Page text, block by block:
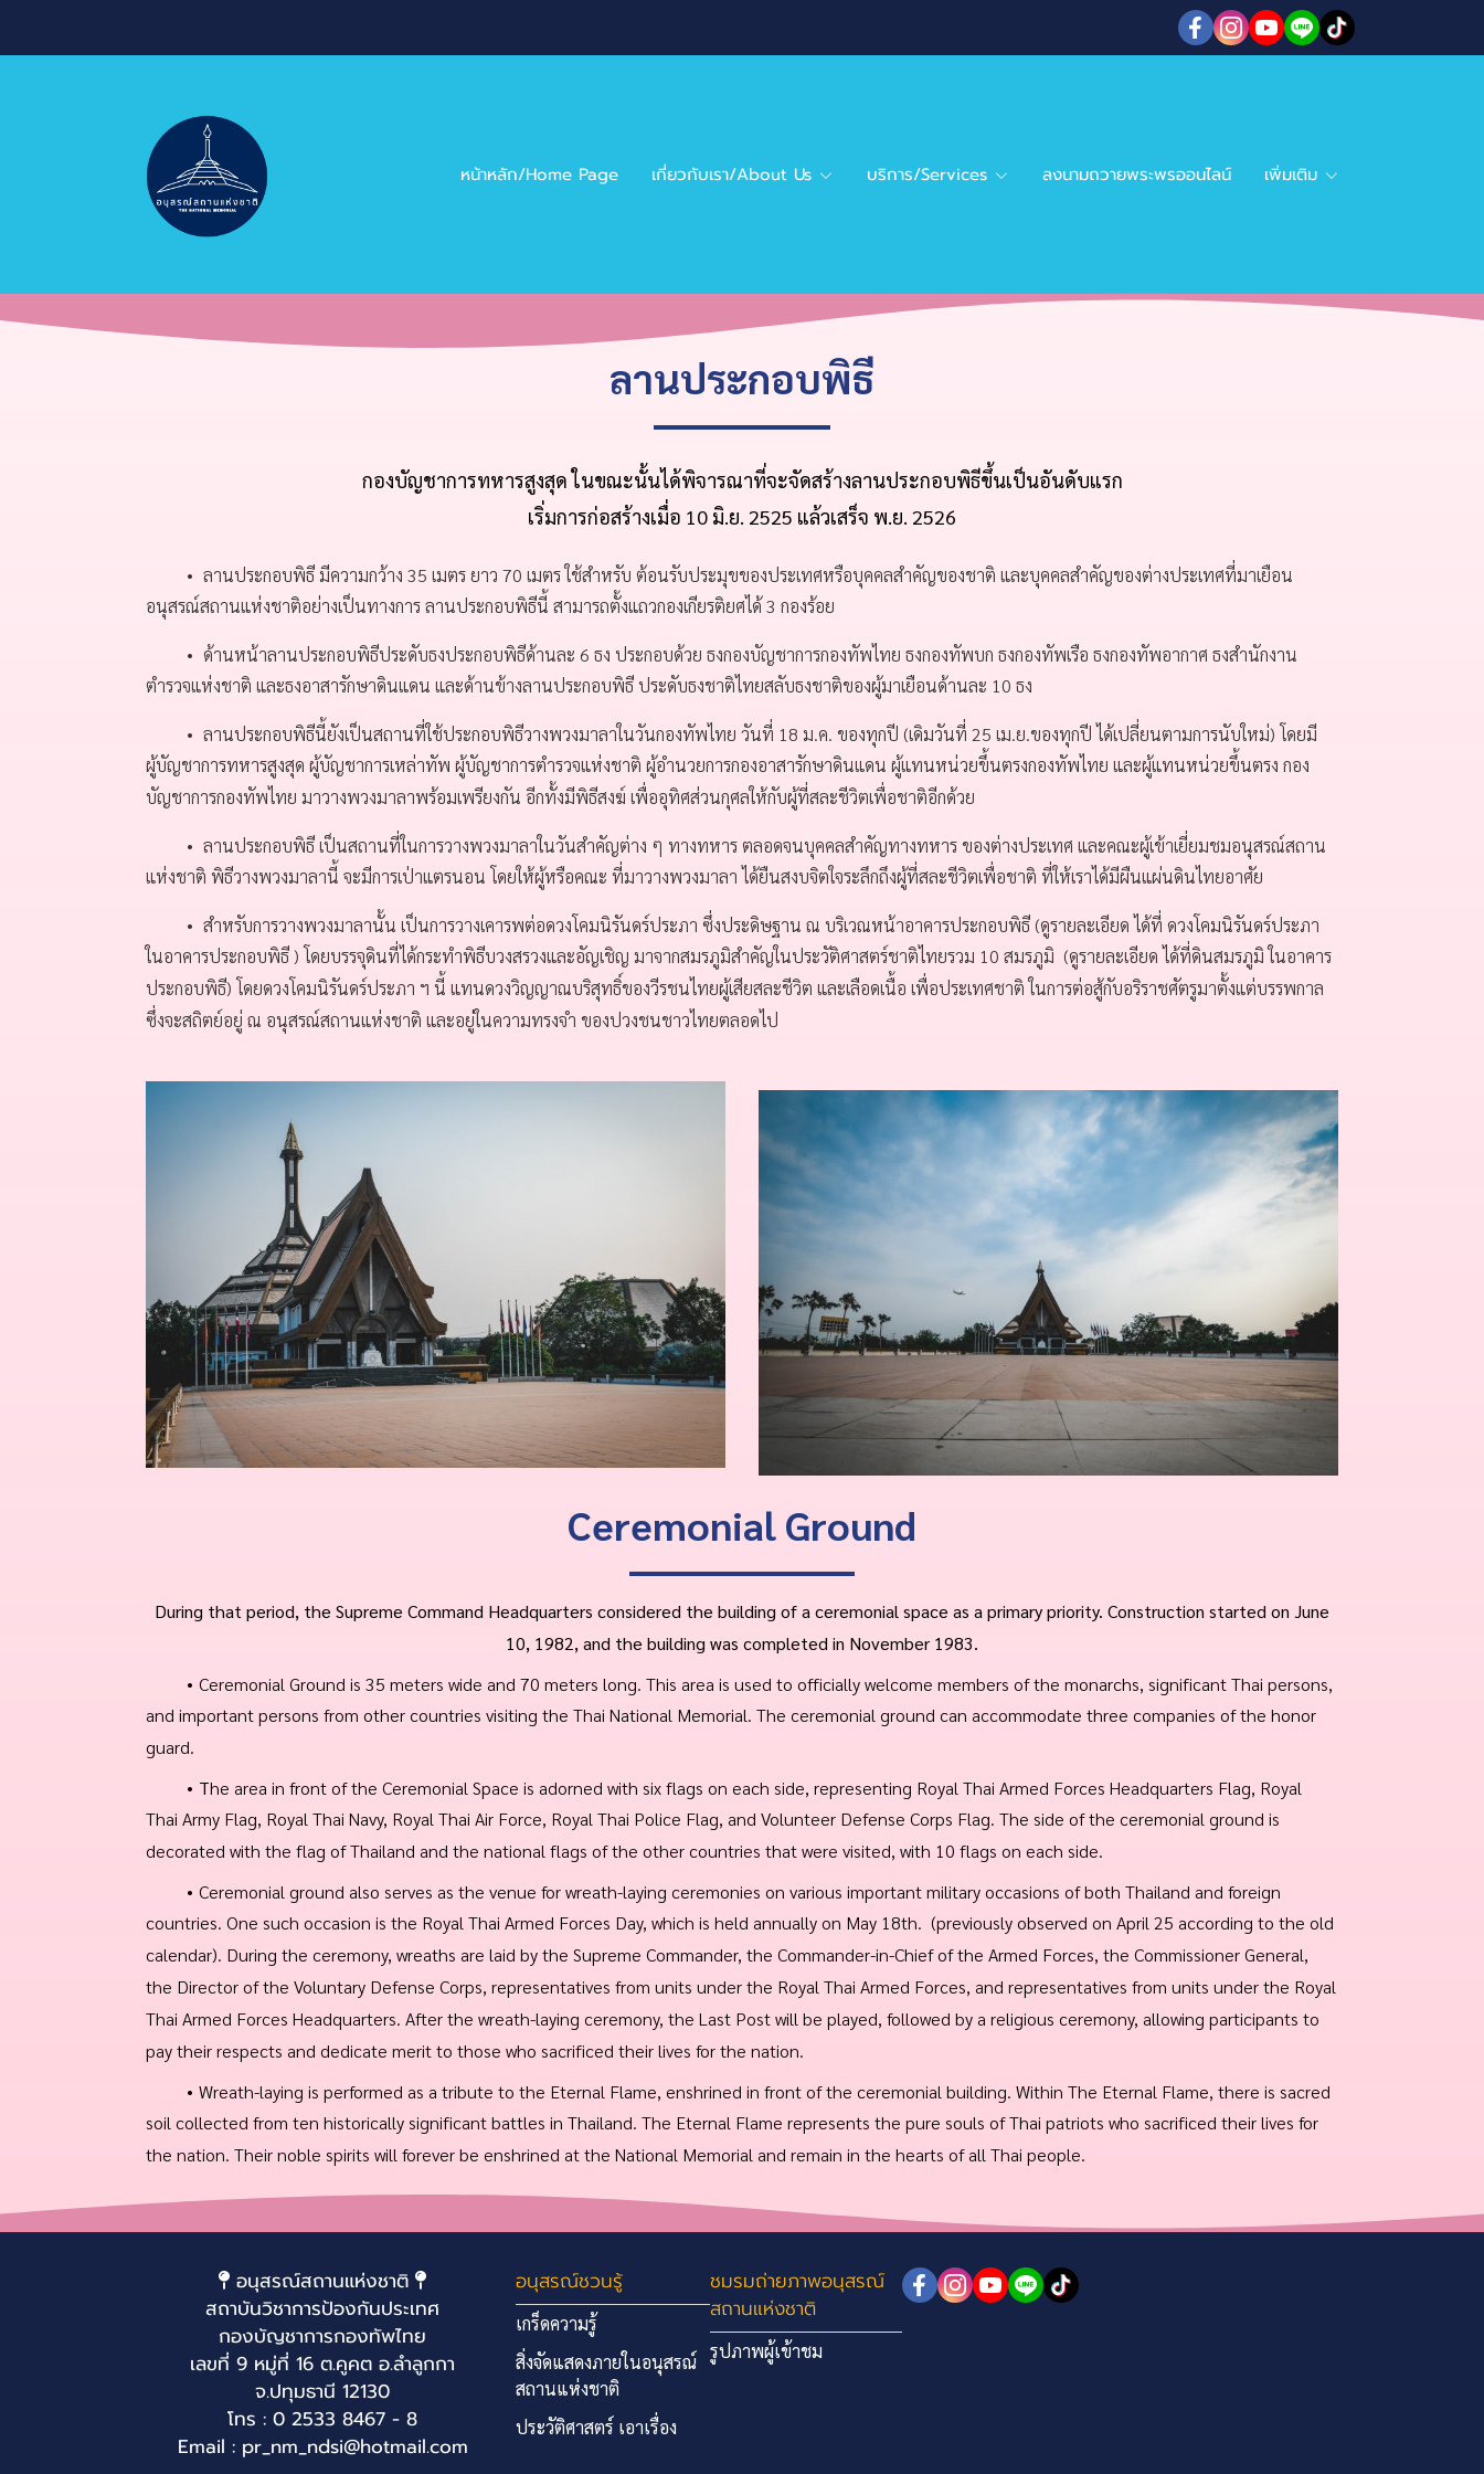
หน้าหลัก/Home Page เกี่ยวกับเรา/About Us บริการ/Services ลงนามถวายพระพรออนไลน์ เพิ่มเติม
ลานประกอบพิธี
กองบัญชาการทหารสูงสุด ในขณะนั้นได้พิจารณาที่จะจัดสร้างลานประกอบพิธีขึ้นเป็นอันดับแรก
เริ่มการก่อสร้างเมื่อ 10 มิ.ย. 2525 แล้วเสร็จ พ.ย. 2526
ลานประกอบพิธี มีความกว้าง 35 เมตร ยาว 70 เมตร ใช้สำหรับ ต้อนรับประมุขของประเทศหรือบุคคลสำคัญของชาติ และบุคคลสำคัญของต่างประเทศที่มาเยือน
อนุสรณ์สถานแห่งชาติอย่างเป็นทางการ ลานประกอบพิธีนี้ สามารถตั้งแถวกองเกียรติยศได้ 3 กองร้อย
ด้านหน้าลานประกอบพิธีประดับธงประกอบพิธีด้านละ 6 ธง ประกอบด้วย ธงกองบัญชาการกองทัพไทย ธงกองทัพบก ธงกองทัพเรือ ธงกองทัพอากาศ ธงสำนักงาน
ตำรวจแห่งชาติ และธงอาสารักษาดินแดน และด้านข้างลานประกอบพิธี ประดับธงชาติไทยสลับธงชาติของผู้มาเยือนด้านละ 10 ธง
ลานประกอบพิธีนี้ยังเป็นสถานที่ใช้ประกอบพิธีวางพวงมาลาในวันกองทัพไทย วันที่ 18 ม.ค. ของทุกปี (เดิมวันที่ 25 เม.ย.ของทุกปี ได้เปลี่ยนตามการนับใหม่) โดยมี
ผู้บัญชาการทหารสูงสุด ผู้บัญชาการเหล่าทัพ ผู้บัญชาการตำรวจแห่งชาติ ผู้อำนวยการกองอาสารักษาดินแดน ผู้แทนหน่วยขึ้นตรงกองทัพไทย และผู้แทนหน่วยขึ้นตรง กอง
บัญชาการกองทัพไทย มาวางพวงมาลาพร้อมเพรียงกัน อีกทั้งมีพิธีสงฆ์ เพื่ออุทิศส่วนกุศลให้กับผู้ที่สละชีวิตเพื่อชาติอีกด้วย
ลานประกอบพิธี เป็นสถานที่ในการวางพวงมาลาในวันสำคัญต่าง ๆ ทางทหาร ตลอดจนบุคคลสำคัญทางทหาร ของต่างประเทศ และคณะผู้เข้าเยี่ยมชมอนุสรณ์สถาน
แห่งชาติ พิธีวางพวงมาลานี้ จะมีการเป่าแตรนอน โดยให้ผู้หรือคณะ ที่มาวางพวงมาลา ได้ยืนสงบจิตใจระลึกถึงผู้ที่สละชีวิตเพื่อชาติ ที่ให้เราได้มีผืนแผ่นดินไทยอาศัย
สำหรับการวางพวงมาลานั้น เป็นการวางเคารพต่อดวงโคมนิรันดร์ประภา ซึ่งประดิษฐาน ณ บริเวณหน้าอาคารประกอบพิธี (ดูรายละเอียด ได้ที่ ดวงโคมนิรันดร์ประภา
ในอาคารประกอบพิธี ) โดยบรรจุดินที่ได้กระทำพิธีบวงสรวงและอัญเชิญ มาจากสมรภูมิสำคัญในประวัติศาสตร์ชาติไทยรวม 10 สมรภูมิ (ดูรายละเอียด ได้ที่ดินสมรภูมิ ในอาคาร
ประกอบพิธี) โดยดวงโคมนิรันดร์ประภา ฯ นี้ แทนดวงวิญญาณบริสุทธิ์ของวีรชนไทยผู้เสียสละชีวิต และเลือดเนื้อ เพื่อประเทศชาติ ในการต่อสู้กับอริราชศัตรูมาตั้งแต่บรรพกาล
ซึ่งจะสถิตย์อยู่ ณ อนุสรณ์สถานแห่งชาติ และอยู่ในความทรงจำ ของปวงชนชาวไทยตลอดไป
Ceremonial Ground
During that period, the Supreme Command Headquarters considered the building of a ceremonial space as a primary priority. Construction started on June
10, 1982, and the building was completed in November 1983.
Ceremonial Ground is 35 meters wide and 70 meters long. This area is used to officially welcome members of the monarchs, significant Thai persons,
and important persons from other countries visiting the Thai National Memorial. The ceremonial ground can accommodate three companies of the honor
guard.
The area in front of the Ceremonial Space is adorned with six flags on each side, representing Royal Thai Armed Forces Headquarters Flag, Royal
Thai Army Flag, Royal Thai Navy, Royal Thai Air Force, Royal Thai Police Flag, and Volunteer Defense Corps Flag. The side of the ceremonial ground is
decorated with the flag of Thailand and the national flags of the other countries that were visited, with 10 flags on each side.
Ceremonial ground also serves as the venue for wreath-laying ceremonies on various important military occasions of both Thailand and foreign
countries. One such occasion is the Royal Thai Armed Forces Day, which is held annually on May 18th. (previously observed on April 25 according to the old
calendar). During the ceremony, wreaths are laid by the Supreme Commander, the Commander-in-Chief of the Armed Forces, the Commissioner General,
the Director of the Voluntary Defense Corps, representatives from units under the Royal Thai Armed Forces, and representatives from units under the Royal
Thai Armed Forces Headquarters. After the wreath-laying ceremony, the Last Post will be played, followed by a religious ceremony, allowing participants to
pay their respects and dedicate merit to those who sacrificed their lives for the nation.
Wreath-laying is performed as a tribute to the Eternal Flame, enshrined in front of the ceremonial building. Within The Eternal Flame, there is sacred
soil collected from ten historically significant battles in Thailand. The Eternal Flame represents the pure souls of Thai patriots who sacrificed their lives for
the nation. Their noble spirits will forever be enshrined at the National Memorial and remain in the hearts of all Thai people.
อนุสรณ์สถานแห่งชาติ
สถาบันวิชาการป้องกันประเทศ
กองบัญชาการกองทัพไทย
เลขที่ 9 หมู่ที่ 16 ต.คูคต อ.ลำลูกกา
จ.ปทุมธานี 12130
โทร : 0 2533 8467 - 8
Email : pr_nm_ndsi@hotmail.com
อนุสรณ์ชวนรู้
เกร็ดความรู้
สิ่งจัดแสดงภายในอนุสรณ์
สถานแห่งชาติ
ประวัติศาสตร์ เอาเรื่อง
ชมรมถ่ายภาพอนุสรณ์
สถานแห่งชาติ
รูปภาพผู้เข้าชม